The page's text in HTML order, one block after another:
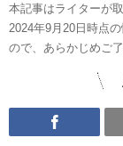
本記事はライターが
2024年9月20日時点
ので、あらかじめご